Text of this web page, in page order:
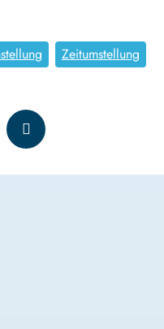
Zeitumstellung